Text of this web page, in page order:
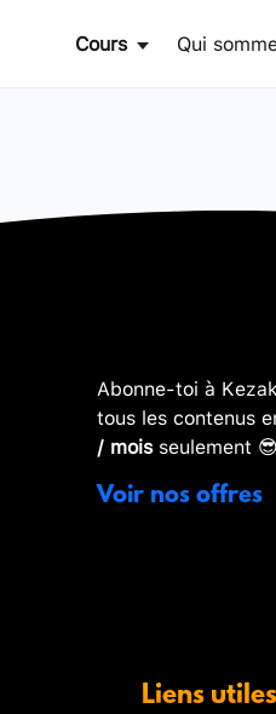
Cours Qui
Abonne-toi à
tous les contenus
/ moisseulement 😎
Voir nos offres
Liens utiles